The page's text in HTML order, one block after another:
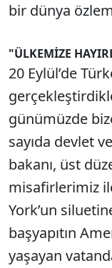
bir dünya
"ÜLKEMİZE
20 Eylül’de
günümüzde
sayıda devlet
bakanı, üst
misafirlerimiz
York’un
başyapıtın
yaşayan